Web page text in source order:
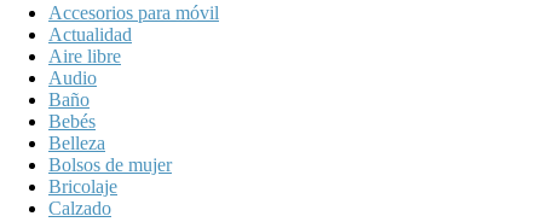
Accesorios para móvil
Actualidad
Aire libre
Audio
Baño
Bebés
Belleza
Bolsos de mujer
Bricolaje
Calzado